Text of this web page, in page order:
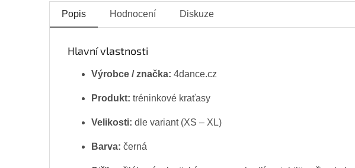
Popis Hodnocení Diskuze
Hlavní vlastnosti
Výrobce / značka: 4dance.cz
Produkt: tréninkové kraťasy
Velikosti: dle variant (XS – XL)
Barva: černá